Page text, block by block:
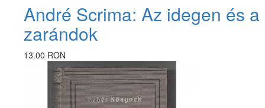
André Scrima: Az idegen és a
zarándok
13.00 RON